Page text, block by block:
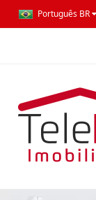
Português BR